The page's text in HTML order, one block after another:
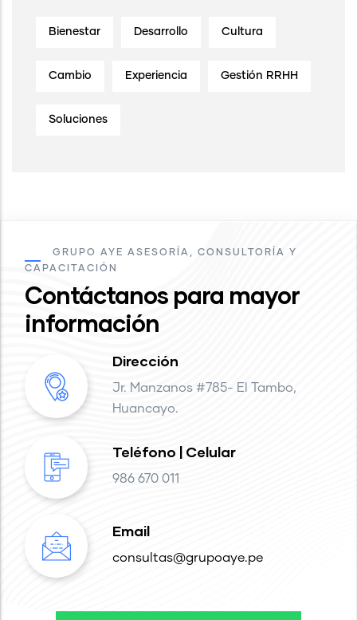
Bienestar Desarrollo Cultura
Cambio Experiencia Gestión RRHH
Soluciones
GRUPO AYE ASESORÍA, CONSULTORÍA Y
CAPACITACIÓN
Contáctanos para mayor
información
Dirección
Jr. Manzanos #785- El Tambo,
Huancayo.
Teléfono | Celular
986 670 011
Email
consultas@grupoaye.pe